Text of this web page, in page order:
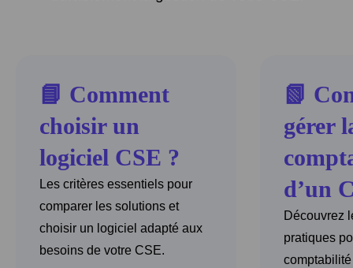
📘 Comment
choisir un
logiciel CSE ?
Les critères essentiels pour
comparer les solutions et
choisir un logiciel adapté aux
besoins de votre CSE.
📗
gérer
d’un
Découvrez
pratiques